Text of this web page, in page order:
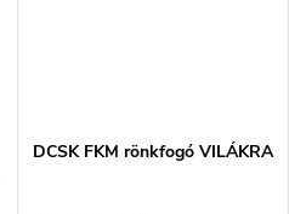
DCSK FKM rönkfogó VILÁKRA